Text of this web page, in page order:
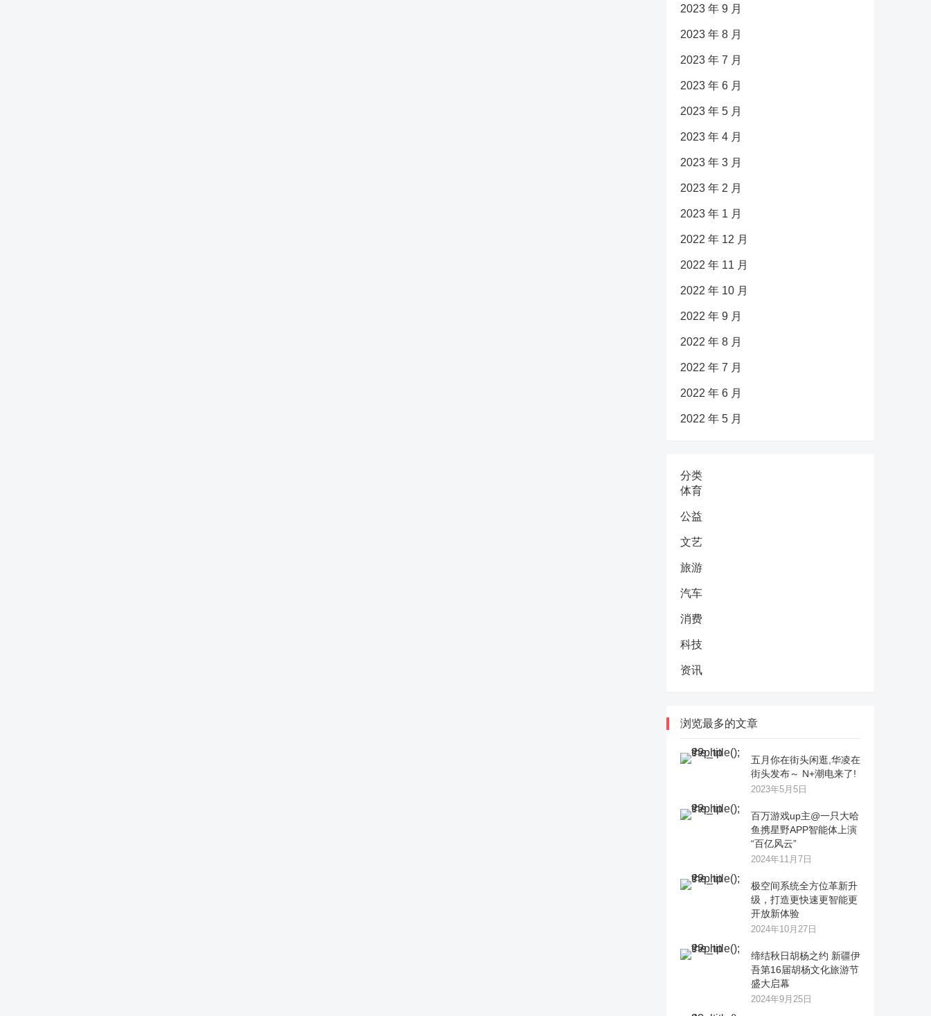
2023 年 9 月
2023 年 8 月
2023 年 7 月
2023 年 6 月
2023 年 5 月
2023 年 4 月
2023 年 3 月
2023 年 2 月
2023 年 1 月
2022 年 12 月
2022 年 11 月
2022 年 10 月
2022 年 9 月
2022 年 8 月
2022 年 7 月
2022 年 6 月
2022 年 5 月
分类
体育
公益
文艺
旅游
汽车
消费
科技
资讯
浏览最多的文章
五月你在街头闲逛,华凌在
街头发布～ N+潮电来了!
2023年5月5日
百万游戏up主@一只大哈
鱼携星野APP智能体上演
“百亿风云”
2024年11月7日
极空间系统全方位革新升
级，打造更快速更智能更
开放新体验
2024年10月27日
缔结秋日胡杨之约 新疆伊
吾第16届胡杨文化旅游节
盛大启幕
2024年9月25日